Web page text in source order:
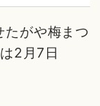
がや梅まつ
2月7日